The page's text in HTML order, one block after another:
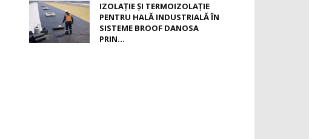
IZOLAȚIE ȘI TERMOIZOLAȚIE
PENTRU HALĂ INDUSTRIALĂ ÎN
SISTEME BROOF DANOSA
PRIN...